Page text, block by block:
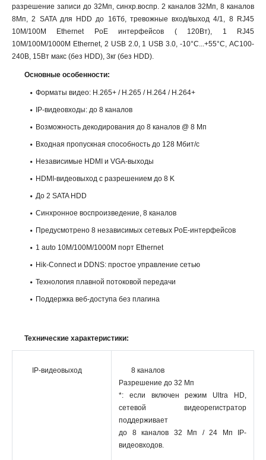
разрешение записи до 32Мп, синхр.воспр. 2 каналов 32Мп, 8 каналов
8Мп, 2 SATA для HDD до 16Тб, тревожные вход/выход 4/1, 8 RJ45
10M/100M Ethernet PoE интерфейсов ( 120Вт), 1 RJ45
10M/100M/1000M Ethernet, 2 USB 2.0, 1 USB 3.0, -10°C...+55°C, АC100-
240В, 15Вт макс (без HDD), 3кг (без HDD).
Основные особенности:
Форматы видео: H.265+ / H.265 / H.264 / H.264+
IP-видеовходы: до 8 каналов
Возможность декодирования до 8 каналов @ 8 Мп
Входная пропускная способность до 128 Мбит/с
Независимые HDMI и VGA-выходы
HDMI-видеовыход с разрешением до 8 K
До 2 SATA HDD
Синхронное воспроизведение, 8 каналов
Предусмотрено 8 независимых сетевых PoE-интерфейсов
1 auto 10M/100M/1000M порт Ethernet
Hik-Connect и DDNS: простое управление сетью
Технология плавной потоковой передачи
Поддержка веб-доступа без плагина
Технические характеристики:
IP-видеовыход
8 каналов
Разрешение до 32 Мп
*: если включен режим Ultra HD,
сетевой видеорегистратор
поддерживает
до 8 каналов 32 Мп / 24 Мп IP-
видеовходов.